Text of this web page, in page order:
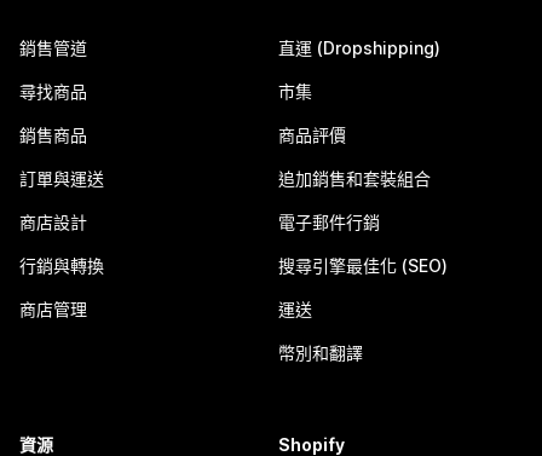
銷售管道
尋找商品
銷售商品
訂單與運送
商店設計
行銷與轉換
商店管理
直運 (Dropshipping)
市集
商品評價
追加銷售和套裝組合
電子郵件行銷
搜尋引擎最佳化 (SEO)
運送
幣別和翻譯
資源 Shopify